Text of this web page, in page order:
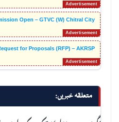
Open – GTVC (W) Chitral City
for Proposals (RFP) – AKRSP
متعلقہ خبریں: